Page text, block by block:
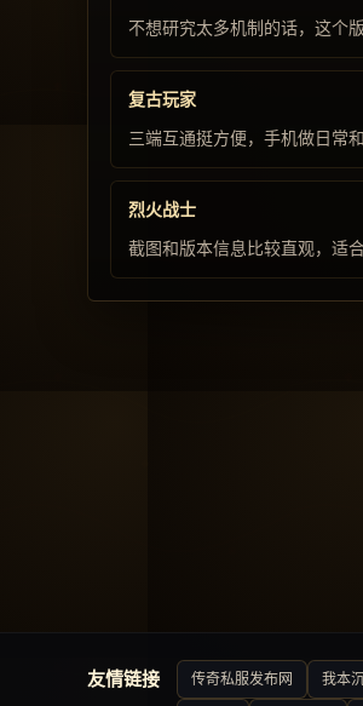
不想研究太多机制的话，这个
复古玩家
三端互通挺方便，手机做日常
烈火战士
截图和版本信息比较直观，适
友情链接 传奇私服发布网 我本